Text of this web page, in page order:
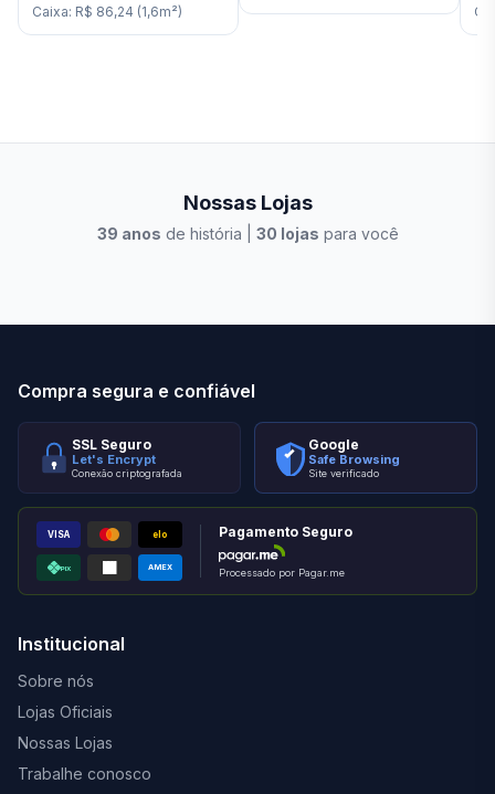
Caixa: R$ 86,24 (1,6m²)
Nossas Lojas
39 anos de história | 30 lojas para você
Compra segura e confiável
SSL Seguro
Let's Encrypt
Conexão criptografada
Google
Safe Browsing
Site verificado
VISA elo
PIX AMEX
Pagamento Seguro
Processado por Pagar.me
Institucional
Sobre nós
Lojas Oficiais
Nossas Lojas
Trabalhe conosco